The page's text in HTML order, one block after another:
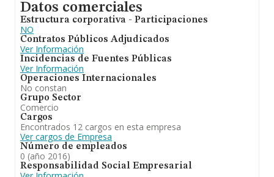
Datos comerciales
Estructura corporativa - Participaciones
NO
Contratos Públicos Adjudicados
Ver Información
Incidencias de Fuentes Públicas
Ver Información
Operaciones Internacionales
No constan
Grupo Sector
Comercio
Cargos
Encontrados 12 cargos en esta empresa
Ver cargos de Empresa
Número de empleados
0 (año 2016)
Responsabilidad Social Empresarial